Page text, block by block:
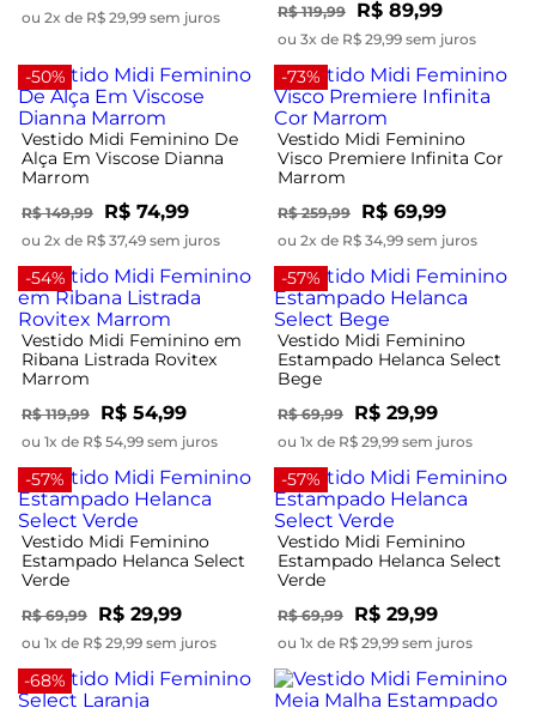
ou 2x de R$ 29,99 sem juros R$ 119,99 R$ 89,99
ou 3x de R$ 29,99 sem juros
-50%
Vestido Midi Feminino De
Alça Em Viscose Dianna
Marrom
R$ 149,99 R$ 74,99
ou 2x de R$ 37,49 sem juros
-73%
Vestido Midi Feminino
Visco Premiere Infinita Cor
Marrom
R$ 259,99 R$ 69,99
ou 2x de R$ 34,99 sem juros
-54%
Vestido Midi Feminino em
Ribana Listrada Rovitex
Marrom
R$ 119,99 R$ 54,99
ou 1x de R$ 54,99 sem juros
-57%
Vestido Midi Feminino
Estampado Helanca Select
Bege
R$ 69,99 R$ 29,99
ou 1x de R$ 29,99 sem juros
-57%
Vestido Midi Feminino
Estampado Helanca Select
Verde
R$ 69,99 R$ 29,99
ou 1x de R$ 29,99 sem juros
-57%
Vestido Midi Feminino
Estampado Helanca Select
Verde
R$ 69,99 R$ 29,99
ou 1x de R$ 29,99 sem juros
-68%